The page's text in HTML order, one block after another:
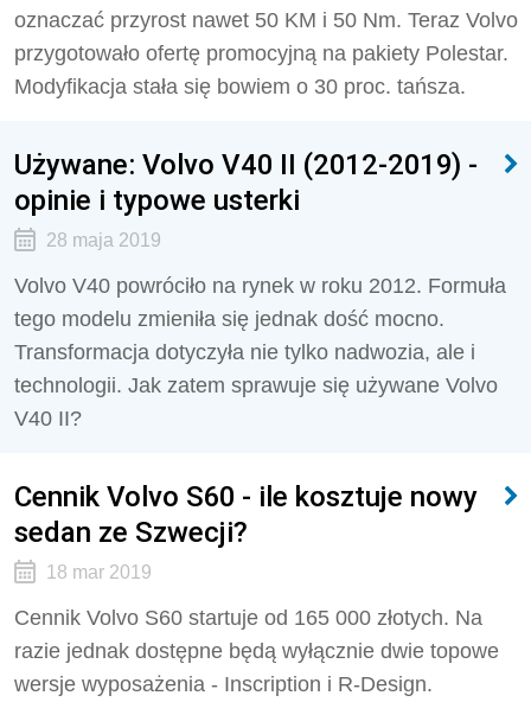
oznaczać przyrost nawet 50 KM i 50 Nm. Teraz Volvo
przygotowało ofertę promocyjną na pakiety Polestar.
Modyfikacja stała się bowiem o 30 proc. tańsza.
Używane: Volvo V40 II (2012-2019) -
opinie i typowe usterki
28 maja 2019
Volvo V40 powróciło na rynek w roku 2012. Formuła
tego modelu zmieniła się jednak dość mocno.
Transformacja dotyczyła nie tylko nadwozia, ale i
technologii. Jak zatem sprawuje się używane Volvo
V40 II?
Cennik Volvo S60 - ile kosztuje nowy
sedan ze Szwecji?
18 mar 2019
Cennik Volvo S60 startuje od 165 000 złotych. Na
razie jednak dostępne będą wyłącznie dwie topowe
wersje wyposażenia - Inscription i R-Design.